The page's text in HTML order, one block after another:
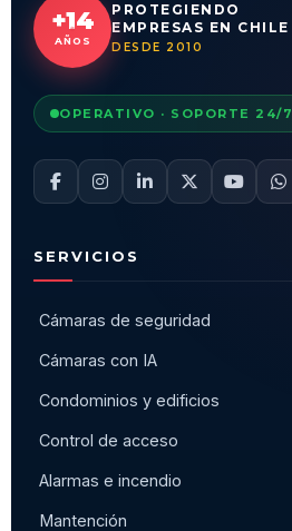
+14
AÑOS
PROTEGIENDO
EMPRESAS EN CHILE
DESDE 2010
OPERATIVO · SOPORTE 24/7
SERVICIOS
Cámaras de seguridad
Cámaras con IA
Condominios y edificios
Control de acceso
Alarmas e incendio
Mantención